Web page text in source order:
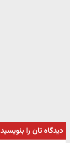
دیدگاه تان را بنویسید